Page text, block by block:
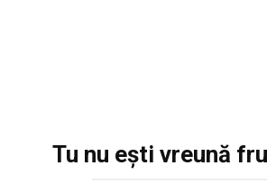
Tu nu ești vreună